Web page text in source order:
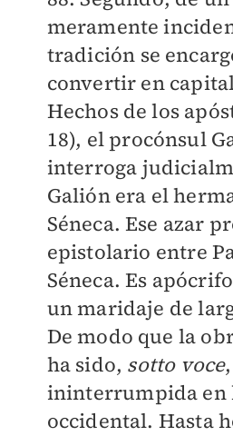
meramente
tradición se
convertir en
Hechos de los
18), el procónsul
interroga
Galión era el
Séneca. Ese azar
epistolario entre
Séneca. Es
un maridaje de
De modo que la
ha sido, sotto voce
ininterrumpida en
occidental. Hasta